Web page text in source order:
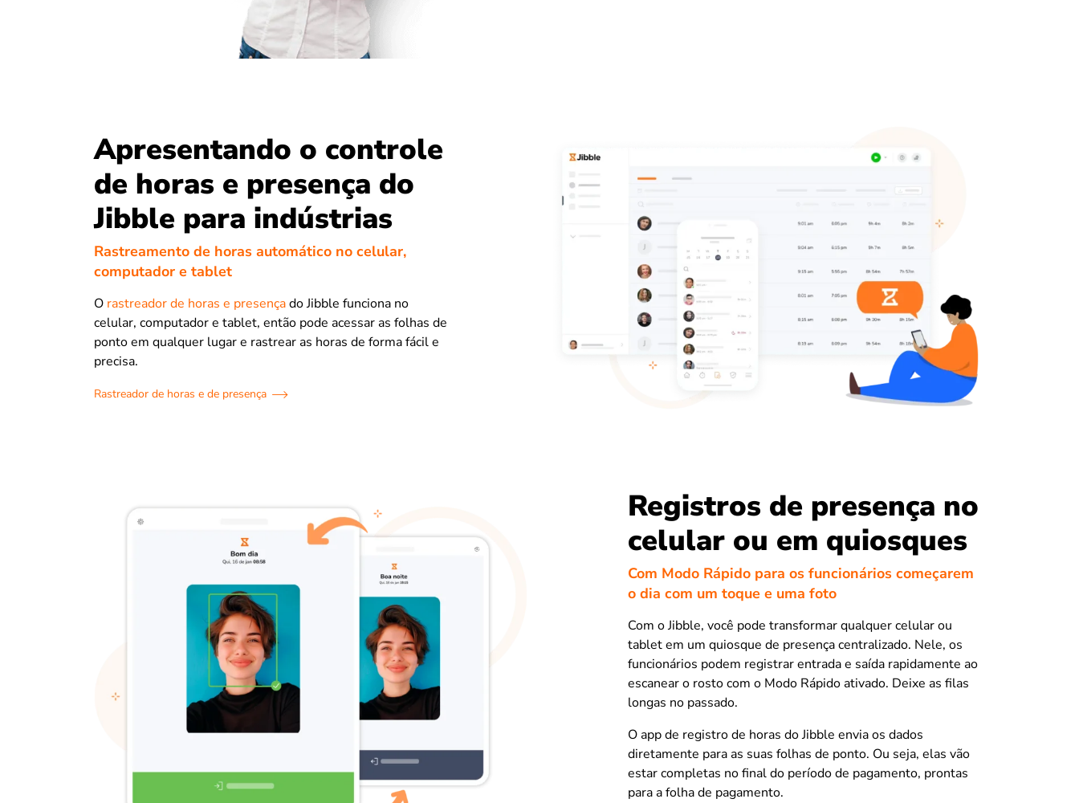
Apresentando o controle
de horas e presença do
Jibble para indústrias
Rastreamento de horas automático no celular,
computador e tablet
O rastreador de horas e presençado Jibble funciona no
celular, computador e tablet, então pode acessar as folhas de
ponto em qualquer lugar e rastrear as horas de forma fácil e
precisa.
Rastreador de horas e de presença
Registros de presença no
celular ou em quiosques
Com Modo Rápido para os funcionários começarem
o dia com um toque e uma foto
Com o Jibble, você pode transformar qualquer celular ou
tablet em um quiosque de presença centralizado. Nele, os
funcionários podem registrar entrada e saída rapidamente ao
escanear o rosto com o Modo Rápido ativado. Deixe as filas
longas no passado.
O app de registro de horas do Jibble envia os dados
diretamente para as suas folhas de ponto. Ou seja, elas vão
estar completas no final do período de pagamento, prontas
para a folha de pagamento.